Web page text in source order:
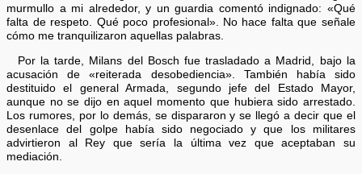
murmullo a mi alrededor, y un guardia comentó indignado: «Qué
falta de respeto. Qué poco profesional». No hace falta que señale
cómo me tranquilizaron aquellas palabras.
Por la tarde, Milans del Bosch fue trasladado a Madrid, bajo la
acusación de «reiterada desobediencia». También había sido
destituido el general Armada, segundo jefe del Estado Mayor,
aunque no se dijo en aquel momento que hubiera sido arrestado.
Los rumores, por lo demás, se dispararon y se llegó a decir que el
desenlace del golpe había sido negociado y que los militares
advirtieron al Rey que sería la última vez que aceptaban su
mediación.